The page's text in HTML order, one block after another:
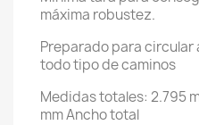
máxima robustez.
Preparado para circular
todo tipo de caminos
Medidas totales: 2.795
mm Ancho total